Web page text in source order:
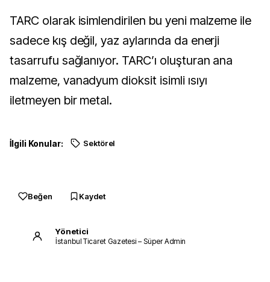
TARC olarak isimlendirilen bu yeni malzeme ile
sadece kış değil, yaz aylarında da enerji
tasarrufu sağlanıyor. TARC’ı oluşturan ana
malzeme, vanadyum dioksit isimli ısıyı
iletmeyen bir metal.
İlgili Konular: Sektörel
Beğen Kaydet
Yönetici
İstanbul Ticaret Gazetesi – Süper Admin